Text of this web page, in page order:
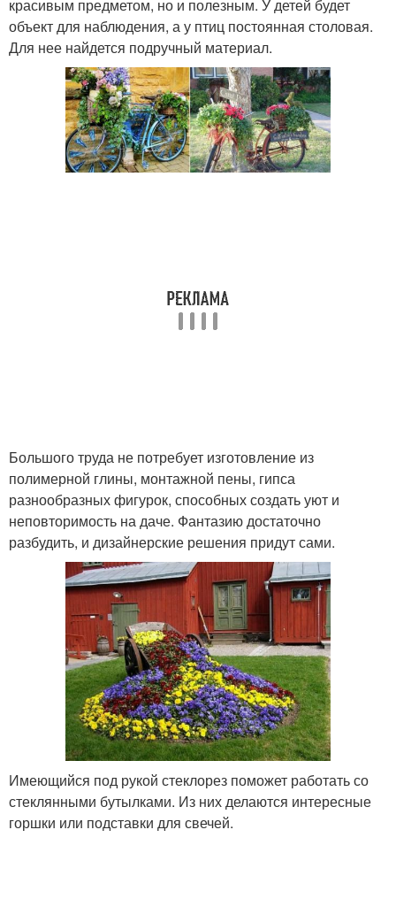
красивым предметом, но и полезным. У детей будет
объект для наблюдения, а у птиц постоянная столовая.
Для нее найдется подручный материал.
Большого труда не потребует изготовление из
полимерной глины, монтажной пены, гипса
разнообразных фигурок, способных создать уют и
неповторимость на даче. Фантазию достаточно
разбудить, и дизайнерские решения придут сами.
Имеющийся под рукой стеклорез поможет работать со
стеклянными бутылками. Из них делаются интересные
горшки или подставки для свечей.